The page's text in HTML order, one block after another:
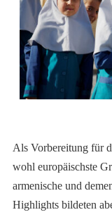
Als Vorbereitung für
wohl europäischste
armenische und
Highlights bildeten